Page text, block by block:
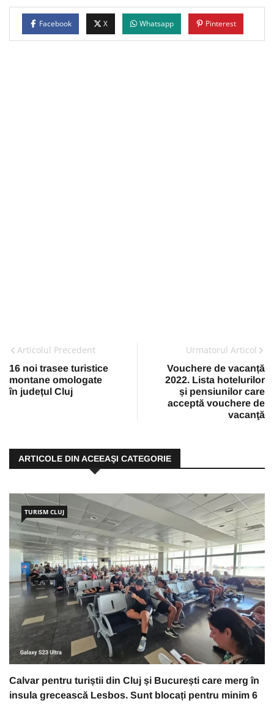
Facebook X Whatsapp Pinterest
Articolul Precedent
16 noi trasee turistice
montane omologate
în județul Cluj
Urmatorul Articol
Vouchere de vacanță
2022. Lista hotelurilor
și pensiunilor care
acceptă vouchere de
vacanţă
ARTICOLE DIN ACEEAŞI CATEGORIE
TURISM CLUJ
Calvar pentru turiștii din Cluj și București care merg în
insula grecească Lesbos. Sunt blocați pentru minim 6